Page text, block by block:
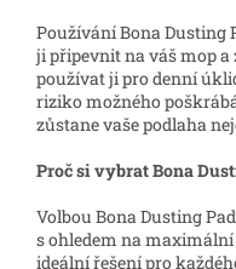
Používání Bona Dusting
ji připevnit na váš mop
používat ji pro denní
riziko možného
zůstane vaše podlaha
Proč si vybrat Bona
Volbou Bona Dusting
s ohledem na
ideální řešení pro